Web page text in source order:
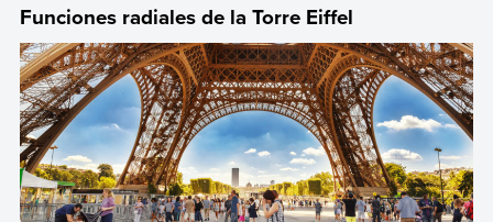
Funciones radiales de la Torre Eiffel